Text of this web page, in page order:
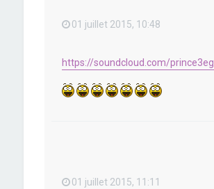
01 juillet 2015, 10:48
https://soundcloud.com/
01 juillet 2015, 11:11